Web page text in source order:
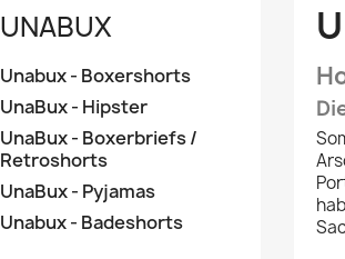
UNABUX
Unabux - Boxershorts
UnaBux - Hipster
UnaBux - Boxerbriefs /
Retroshorts
UnaBux - Pyjamas
Unabux - Badeshorts